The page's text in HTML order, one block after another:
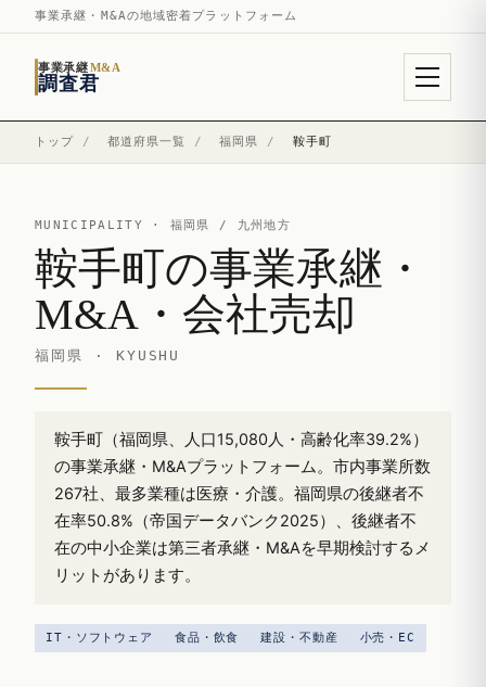
事業承継・M&Aの地域密着プラットフォーム
事業承継M&A
調査君
トップ / 都道府県一覧 / 福岡県 / 鞍手町
MUNICIPALITY · 福岡県 / 九州地方
鞍手町の事業承継・
M&A・会社売却
福岡県 · KYUSHU
鞍手町（福岡県、人口15,080人・高齢化率39.2%）
の事業承継・M&Aプラットフォーム。市内事業所数
267社、最多業種は医療・介護。福岡県の後継者不
在率50.8%（帝国データバンク2025）、後継者不
在の中小企業は第三者承継・M&Aを早期検討するメ
リットがあります。
IT・ソフトウェア 食品・飲食 建設・不動産 小売・EC